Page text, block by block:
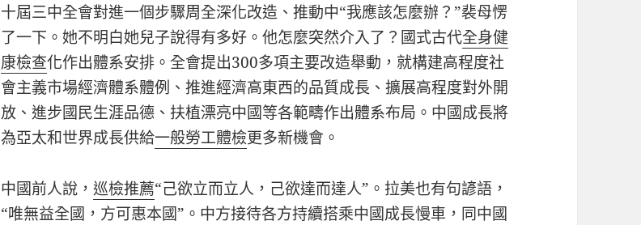
十屆三中全會對進一個步驟周全深化改造、推動中“我應該怎麼辦？”裴母愣
了一下。她不明白她兒子說得有多好。他怎麼突然介入了？國式古代全身健
康檢查化作出體系安排。全會提出300多項主要改造舉動，就構建高程度社
會主義市場經濟體系體例、推進經濟高東西的品質成長、擴展高程度對外開
放、進步國民生涯品德、扶植漂亮中國等各範疇作出體系布局。中國成長將
為亞太和世界成長供給一般勞工體檢更多新機會。
中國前人說，巡檢推薦“己欲立而立人，己欲達而達人”。拉美也有句諺語，
“唯無益全國，方可惠本國”。中方接待各方持續搭乘中國成長慢車，同中國